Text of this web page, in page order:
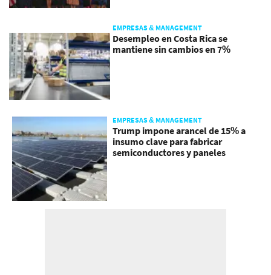
EMPRESAS & MANAGEMENT
Desempleo en Costa Rica se
mantiene sin cambios en 7%
EMPRESAS & MANAGEMENT
Trump impone arancel de 15% a
insumo clave para fabricar
semiconductores y paneles